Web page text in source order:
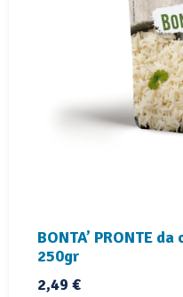
BONTA’ PRONTE
250gr
Prezzo
2,49 €